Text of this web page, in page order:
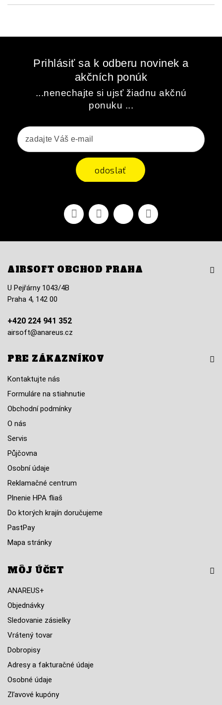
Prihlásiť sa k odberu novinek a
akčních ponúk
...nenechajte si ujsť žiadnu akčnú
ponuku ...
odoslať
FacebookYoutubeVimeo Instagram
AIRSOFT OBCHOD PRAHA
U Pejřárny 1043/4B
Praha 4, 142 00
+420 224 941 352
airsoft@anareus.cz
PRE ZÁKAZNÍKOV
Kontaktujte nás
Formuláre na stiahnutie
Obchodní podmínky
O nás
Servis
Půjčovna
Osobní údaje
Reklamačné centrum
Plnenie HPA fliaš
Do ktorých krajín doručujeme
PastPay
Mapa stránky
MÔJ ÚČET
ANAREUS+
Objednávky
Sledovanie zásielky
Vrátený tovar
Dobropisy
Adresy a fakturačné údaje
Osobné údaje
Zľavové kupóny